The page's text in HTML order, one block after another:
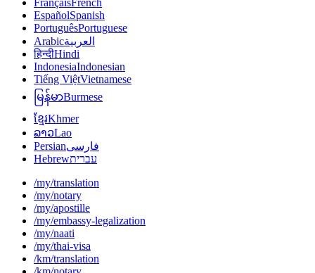
EspañolSpanish
PortuguêsPortuguese
العربيةArabic
हिन्दीHindi
IndonesiaIndonesian
Tiếng ViệtVietnamese
မြန်မာBurmese
ខ្មែរKhmer
ລາວLao
فارسیPersian
עבריתHebrew
/my/translation
/my/notary
/my/apostille
/my/embassy-legalization
/my/naati
/my/thai-visa
/km/translation